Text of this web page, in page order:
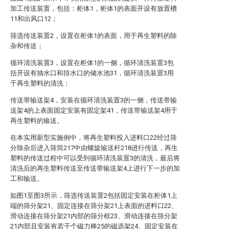
加工传送装置，包括：柜体1，柜体1的表面开设有放置槽
11和出风口12；
筛选传送装置2，设置在柜体1的表面，用于再生塑料的除
杂和传送；
循环清洗装置3，设置在柜体1的一侧，循环清洗装置3包
括开设有抽水口和排水口的储水池31，循环清洗装置3用
于再生塑料的清洗；
传送带输送架4，安装在循环清洗装置3的一侧，传送带输
送架4的上表面固定安装有固定架41，传送带输送架4用于
再生塑料的输送。
在本实用新型实施例中，将再生塑料投入进料口22经过筛
分除杂后进入筛筒217中由螺旋输送杆218进行传送，再生
塑料的传送过程中可以受到循环清洗装置3的清洗，最后将
清洗后的再生塑料传送至传送带输送架4上进行下一步的加
工和输送。
如图1至图3所示，筛选传送装置2包括固定安装在柜体1上
端的筛分架21、固定连接在筛分架21上表面的进料口22、
滑动连接在筛分架21内部的筛分框23、滑动连接在筛分架
21内部且安装有若干个磁力棒25的磁选架24、固定安装在